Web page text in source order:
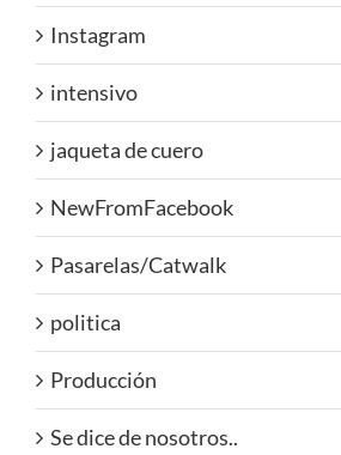
Instagram
intensivo
jaqueta de cuero
NewFromFacebook
Pasarelas/Catwalk
politica
Producción
Se dice de nosotros..